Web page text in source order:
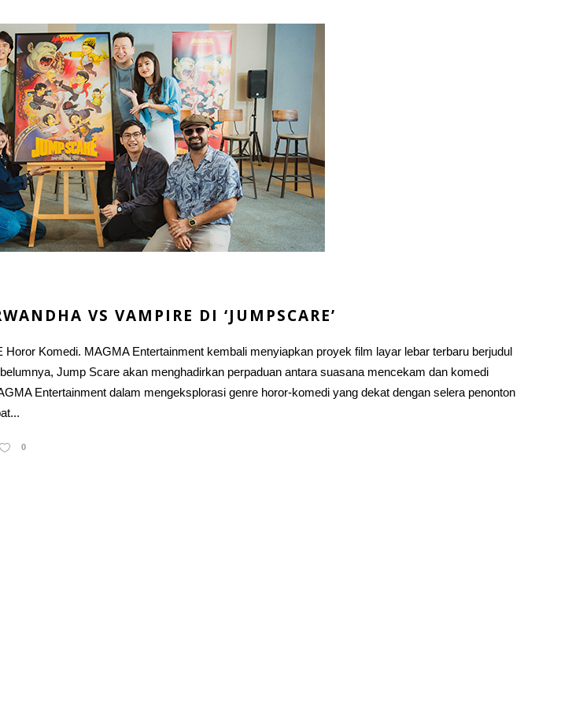
VS VAMPIRE DI ‘JUMPSCARE’
Komedi. MAGMA Entertainment kembali menyiapkan proyek film layar lebar terbaru berjudul
Jump Scare akan menghadirkan perpaduan antara suasana mencekam dan komedi
Entertainment dalam mengeksplorasi genre horor-komedi yang dekat dengan selera penonton
0